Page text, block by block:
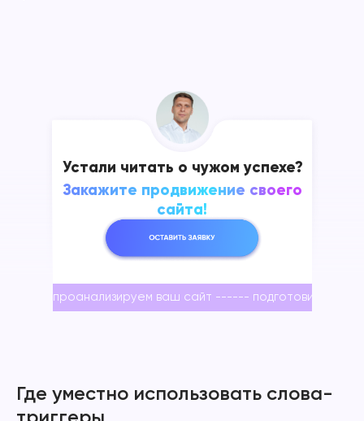
проанализируем ваш сайт ------ подготовим
-
Закажите продвижение своего
сайта!
Устали читать о чужом успехе?
Где уместно использовать слова-
триггеры